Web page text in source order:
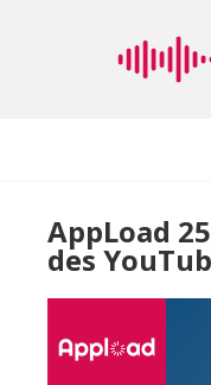
AppLoad
des